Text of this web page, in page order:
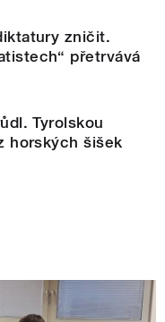
zničit.
přetrvává
Tyrolskou
horských šišek